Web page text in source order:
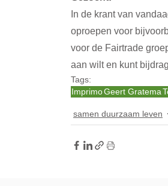
In de krant van
oproepen voor
voor de Fairtrade
aan wilt en kunt
Tags:
ImprimoGeert Gratema
samen duurzaam leven